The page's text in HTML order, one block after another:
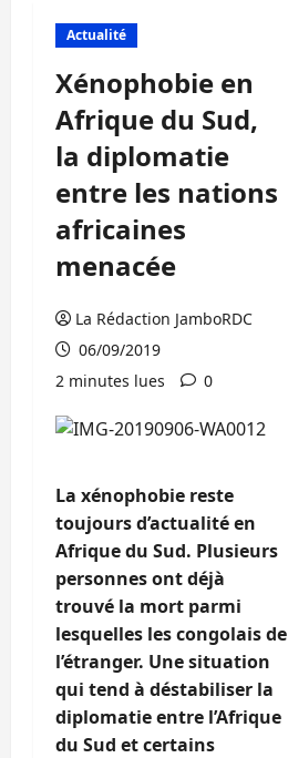
Actualité
Xénophobie en
Afrique du Sud,
la diplomatie
entre les nations
africaines
menacée
La Rédaction JamboRDC
06/09/2019
2 minutes lues
0
La xénophobie reste
toujours d’actualité en
Afrique du Sud. Plusieurs
personnes ont déjà
trouvé la mort parmi
lesquelles les congolais de
l’étranger. Une situation
qui tend à déstabiliser la
diplomatie entre l’Afrique
du Sud et certains